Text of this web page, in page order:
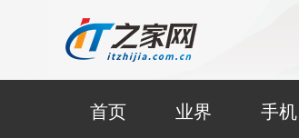
首页 业界 手机